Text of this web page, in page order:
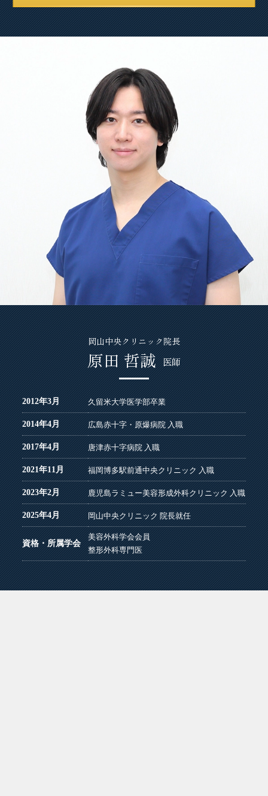
岡山中央クリニック院長
原田 哲誠 医師
2012年3月 久留米大学医学部卒業
2014年4月 広島赤十字・原爆病院 入職
2017年4月 唐津赤十字病院 入職
2021年11月 福岡博多駅前通中央クリニック 入職
2023年2月 鹿児島ラミュー美容形成外科クリニック 入職
2025年4月 岡山中央クリニック 院長就任
資格・所属学会
美容外科学会会員
整形外科専門医